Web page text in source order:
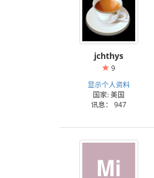
jchthys
9
显示个人资料
国家: 美国
讯息： 947